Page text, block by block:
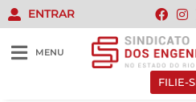
ENTRAR
MENU
FILIE-